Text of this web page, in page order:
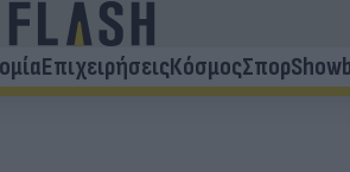
ΕπιχειρήσειςΚόσμοςΣπορ